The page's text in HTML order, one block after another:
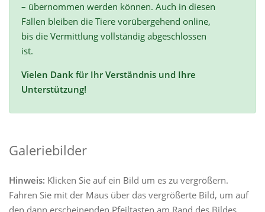
– übernommen werden können. Auch in diesen
Fällen bleiben die Tiere vorübergehend online,
bis die Vermittlung vollständig abgeschlossen
ist.
Vielen Dank für Ihr Verständnis und Ihre
Unterstützung!
Galeriebilder
Hinweis: Klicken Sie auf ein Bild um es zu vergrößern.
Fahren Sie mit der Maus über das vergrößerte Bild, um auf